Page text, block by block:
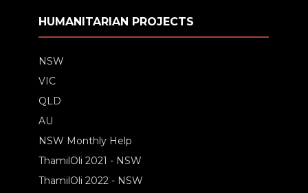
HUMANITARIAN PROJECTS
NSW
VIC
QLD
AU
NSW Monthly Help
ThamilOli 2021 - NSW
ThamilOli 2022 - NSW